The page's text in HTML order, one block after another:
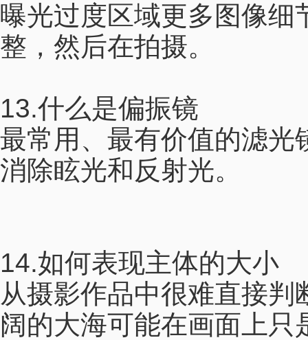
曝光过度区域更多图像细
整，然后在拍摄。
13.什么是偏振镜
最常用、最有价值的滤光
消除眩光和反射光。
14.如何表现主体的大小
从摄影作品中很难直接
阔的大海可能在画面上